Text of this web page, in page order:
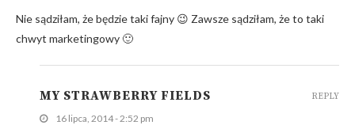
Nie sądziłam, że będzie taki fajny 😉 Zawsze sądziłam, że to taki
chwyt marketingowy 🙂
MY STRAWBERRY FIELDS
16 lipca, 2014 - 2:52 pm
REPLY